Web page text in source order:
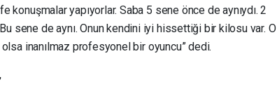
konuşmalar yapıyorlar. Saba 5 sene önce de aynıydı. 2
sene de aynı. Onun kendini iyi hissettiği bir kilosu var. O
inanılmaz profesyonel bir oyuncu” dedi.